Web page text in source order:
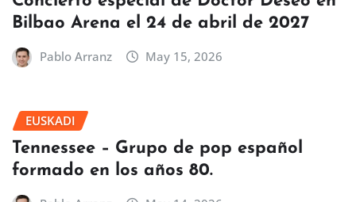
Bilbao Arena el 24 de abril de 2027
Pablo Arranz May 15, 2026
EUSKADI
Tennessee – Grupo de pop español
formado en los años 80.